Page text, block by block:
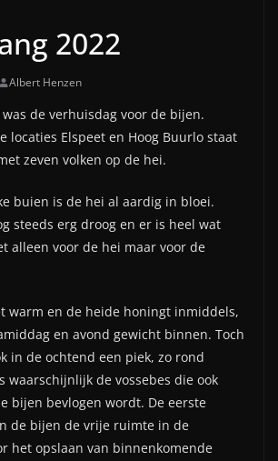
2022
Albert Henzen
de verhuisdag voor de bijen.
locaties Elspeet en Hoog Buurlo staat
zeven volken op de hei.
buien is de hei al aardig in bloei.
steeds erg droog en er is heel wat
alleen voor de hei maar voor de
warm en de heide honingt inmiddels,
en avond gewicht binnen. Toch
in de ochtend een piek, zo rond
waarschijnlijk de vossebes die ook
bijen bevlogen wordt. De eerste
de bijen de vrije ruimte in de
het opslaan van binnenkomende